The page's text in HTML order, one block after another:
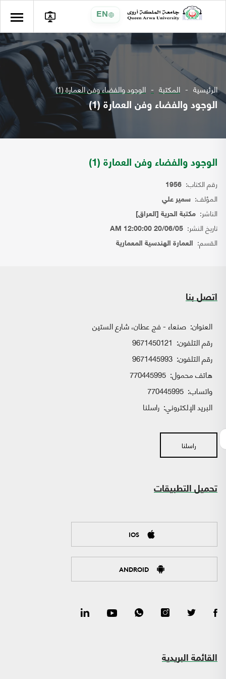
EN
الرئيسية المكتبة الوجود والفضاء وفن العمارة (1)
الوجود والفضاء وفن العمارة (1)
الوجود والفضاء وفن العمارة (1)
رقم الكتاب: 1956
المؤلف: سمير علي
الناشر: مكتبة الحرية [العراق]
تاريخ النشر: 20/06/05 12:00:00 AM
القسم: العمارة الهندسية المعمارية
اتصل بنا
العنوان: صنعاء - فج عطان، شارع الستين
رقم التلفون: 9671450121
رقم التلفون: 9671445993
هاتف محمول: 770445995
واتساب:
البريد الإلكتروني: راسلنا
راسلنا
تحميل التطبيقات
IOS
ANDROID
القائمة البريدية